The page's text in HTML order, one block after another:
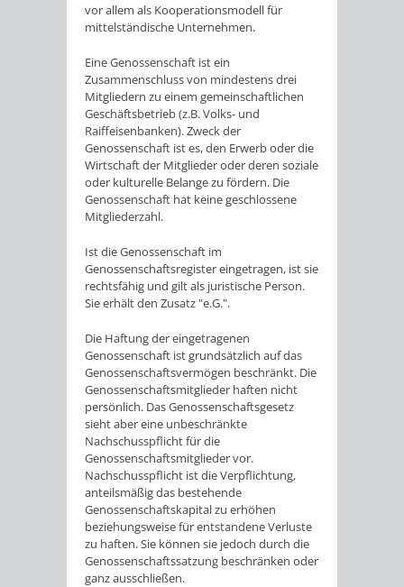
vor allem als Kooperationsmodell für
mittelständische Unternehmen.
Eine Genossenschaft ist ein
Zusammenschluss von mindestens drei
Mitgliedern zu einem gemeinschaftlichen
Geschäftsbetrieb (z.B. Volks- und
Raiffeisenbanken). Zweck der
Genossenschaft ist es, den Erwerb oder die
Wirtschaft der Mitglieder oder deren soziale
oder kulturelle Belange zu fördern. Die
Genossenschaft hat keine geschlossene
Mitgliederzahl.
Ist die Genossenschaft im
Genossenschaftsregister eingetragen, ist sie
rechtsfähig und gilt als juristische Person.
Sie erhält den Zusatz "e.G.".
Die Haftung der eingetragenen
Genossenschaft ist grundsätzlich auf das
Genossenschaftsvermögen beschränkt. Die
Genossenschaftsmitglieder haften nicht
persönlich. Das Genossenschaftsgesetz
sieht aber eine unbeschränkte
Nachschusspflicht für die
Genossenschaftsmitglieder vor.
Nachschusspflicht ist die Verpflichtung,
anteilsmäßig das bestehende
Genossenschaftskapital zu erhöhen
beziehungsweise für entstandene Verluste
zu haften. Sie können sie jedoch durch die
Genossenschaftssatzung beschränken oder
ganz ausschließen.